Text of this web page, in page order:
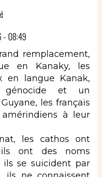
08:49
remplacement,
en Kanaky, les
en langue Kanak,
et un
les français
à leur
les cathos ont
ont des noms
ils se suicident par